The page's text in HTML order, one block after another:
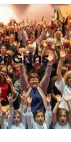
Grins